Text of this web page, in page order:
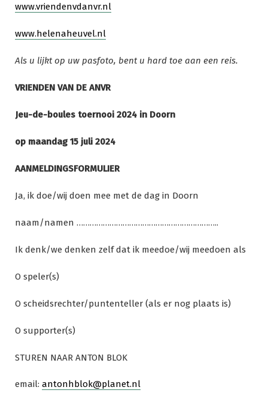
www.vriendenvdanvr.nl
www.helenaheuvel.nl
Als u lijkt op uw pasfoto, bent u hard toe aan een reis.
VRIENDEN VAN DE ANVR
Jeu-de-boules toernooi 2024 in Doorn
op maandag 15 juli 2024
AANMELDINGSFORMULIER
Ja, ik doe/wij doen mee met de dag in Doorn
naam/namen ………………………………………………………..
Ik denk/we denken zelf dat ik meedoe/wij meedoen als
O speler(s)
O scheidsrechter/puntenteller (als er nog plaats is)
O supporter(s)
STUREN NAAR ANTON BLOK
email: antonhblok@planet.nl